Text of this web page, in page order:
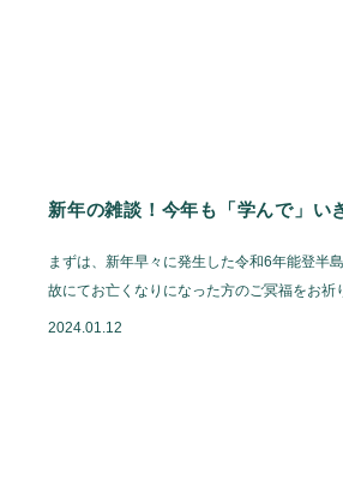
新年の雑談！今年も「学んで」い
まずは、新年早々に発生した令和6年能登半
故にてお亡くなりになった方のご冥福をお
2024.01.12